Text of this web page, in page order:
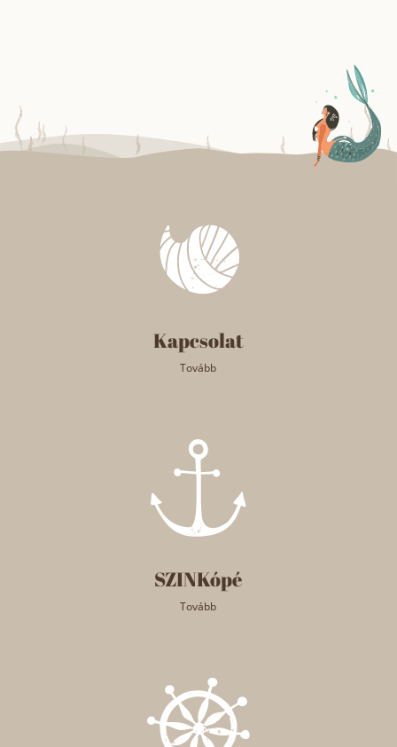
Kapcsolat
Tovább
SZINKópé
Tovább